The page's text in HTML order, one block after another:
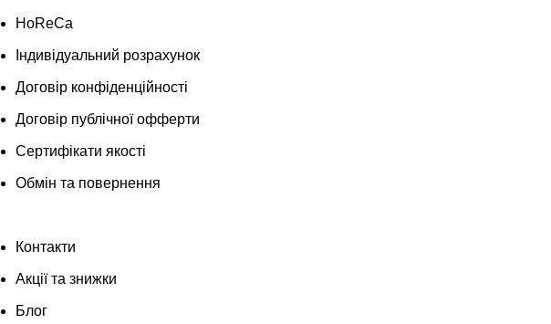
HoReCa
Індивідуальний розрахунок
Договір конфіденційності
Договір публічної офферти
Сертифікати якості
Обмін та повернення
Контакти
Акції та знижки
Блог